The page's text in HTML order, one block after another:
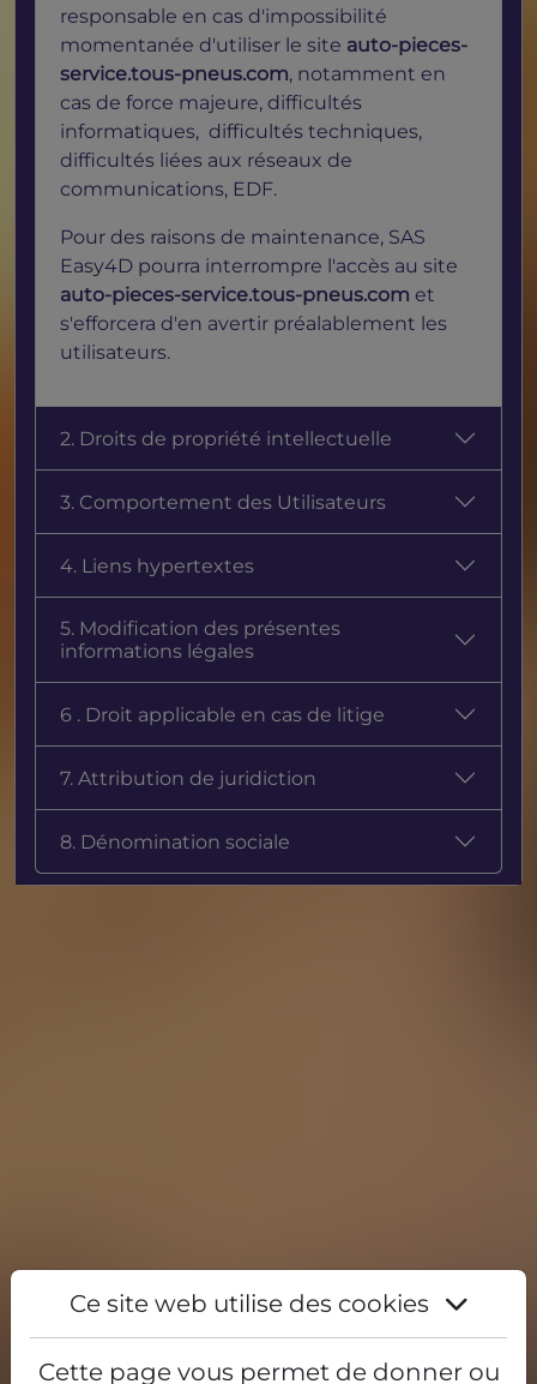
responsable en cas d'impossibilité
momentanée d'utiliser le site auto-pieces-
service.tous-pneus.com, notamment en
cas de force majeure, difficultés
informatiques, difficultés techniques,
difficultés liées aux réseaux de
communications, EDF.
Pour des raisons de maintenance, SAS
Easy4D pourra interrompre l'accès au site
auto-pieces-service.tous-pneus.com et
s'efforcera d'en avertir préalablement les
utilisateurs.
2. Droits de propriété intellectuelle
3. Comportement des Utilisateurs
4. Liens hypertextes
5. Modification des présentes
informations légales
6 . Droit applicable en cas de litige
7. Attribution de juridiction
8. Dénomination sociale
Ce site web utilise des cookies
Cette page vous permet de donner ou